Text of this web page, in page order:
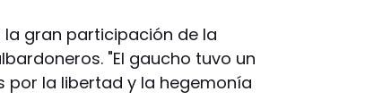
gran participación de la
"El gaucho tuvo un
por la libertad y la hegemonía